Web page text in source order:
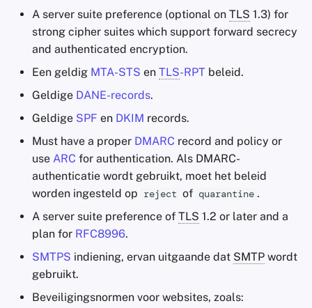
A server suite preference (optional on TLS 1.3) for
strong cipher suites which support forward secrecy
and authenticated encryption.
Een geldig MTA-STS en TLS-RPT beleid.
Geldige DANE-records.
Geldige SPF en DKIM records.
Must have a proper DMARC record and policy or
use ARC for authentication. Als DMARC-
authenticatie wordt gebruikt, moet het beleid
worden ingesteld op reject of quarantine .
A server suite preference of TLS 1.2 or later and a
plan for RFC8996.
SMTPS indiening, ervan uitgaande dat SMTP wordt
gebruikt.
Beveiligingsnormen voor websites, zoals: